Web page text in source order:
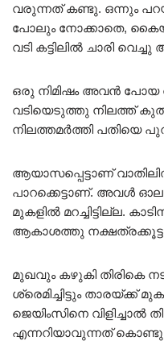
വരുന്നത് കണ്ടു. ഒന്നും
പോലും നോക്കാതെ,
വടി കട്ടിലിൽ ചാരി
ഒരു നിമിഷം അവൻ പോയ
വടിയെടുത്തു നിലത്ത്
നിലത്തമർത്തി പതിയെ
ആയാസപ്പെട്ടാണ്
പാറക്കെട്ടാണ്. അവൾ ഓല
മുകളിൽ മറച്ചിട്ടില്ല.
ആകാശത്തു
മുഖവും കഴുകി തിരികെ
ശ്രെമിച്ചിട്ടും താരയ്ക്ക്
ജെയിംസിനെ
എന്നറിയാവുന്നത്